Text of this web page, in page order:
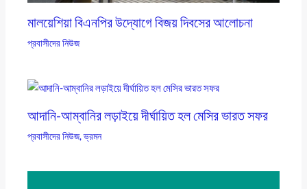
মালয়েশিয়া বিএনপির উদ্যোগে বিজয় দিবসের আলোচনা
প্রবাসীদের নিউজ
আদানি-আম্বানির লড়াইয়ে দীর্ঘায়িত হল মেসির ভারত সফর
প্রবাসীদের নিউজ,ভ্রমন